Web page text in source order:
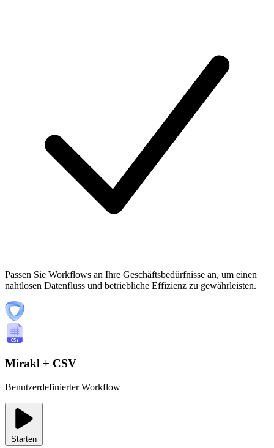
Passen Sie Workflows an Ihre Geschäftsbedürfnisse an, um einen
nahtlosen Datenfluss und betriebliche Effizienz zu gewährleisten.
Mirakl + CSV
Benutzerdefinierter Workflow
Starten